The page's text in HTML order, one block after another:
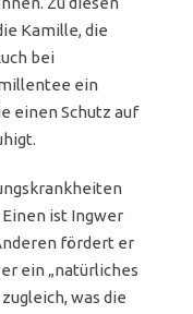
Kamille, die
bei
ein
einen Schutz auf
ist Ingwer
fördert er
ein „natürliches
was die